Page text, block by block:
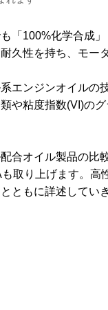
「100%化学合成
久性を持ち、モー
エンジンオイルの
や粘度指数(VI)の
合オイル製品の比
取り上げます。
ともに詳述してい